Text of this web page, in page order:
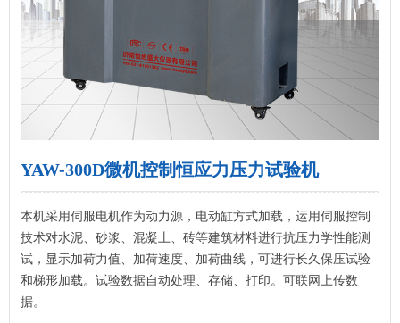
YAW-300D微机控制恒应力压力试验机
本机采用伺服电机作为动力源，电动缸方式加载，运用伺服控制
技术对水泥、砂浆、混凝土、砖等建筑材料进行抗压力学性能测
试，显示加荷力值、加荷速度、加荷曲线，可进行长久保压试验
和梯形加载。试验数据自动处理、存储、打印。可联网上传数
据。